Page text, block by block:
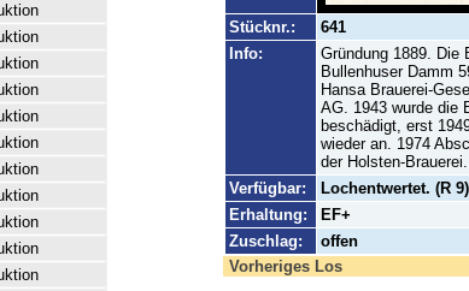
Stücknr.:
641
Info:
Gründung 1889. Die
Bullenhuser Damm
Hansa Brauerei-
AG. 1943 wurde die
beschädigt, erst
wieder an. 1974
der Holsten-Brauerei.
Verfügbar:
Lochentwertet. (R 9)
Erhaltung:
EF+
Zuschlag:
offen
Vorheriges Los